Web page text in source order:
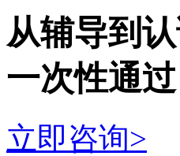
从辅导到
一次性通过
立即咨询>